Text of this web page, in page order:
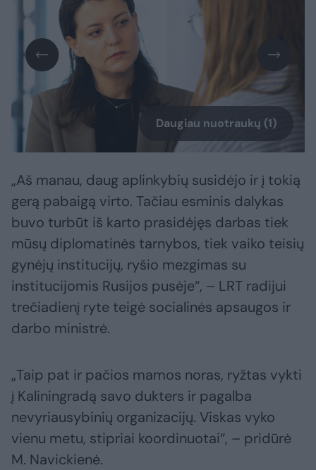
Daugiau nuotraukų (1)
„Aš manau, daug aplinkybių susidėjo ir į tokią
gerą pabaigą virto. Tačiau esminis dalykas
buvo turbūt iš karto prasidėjęs darbas tiek
mūsų diplomatinės tarnybos, tiek vaiko teisių
gynėjų institucijų, ryšio mezgimas su
institucijomis Rusijos pusėje“, – LRT radijui
trečiadienį ryte teigė socialinės apsaugos ir
darbo ministrė.
„Taip pat ir pačios mamos noras, ryžtas vykti
į Kaliningradą savo dukters ir pagalba
nevyriausybinių organizacijų. Viskas vyko
vienu metu, stipriai koordinuotai“, – pridūrė
M. Navickienė.